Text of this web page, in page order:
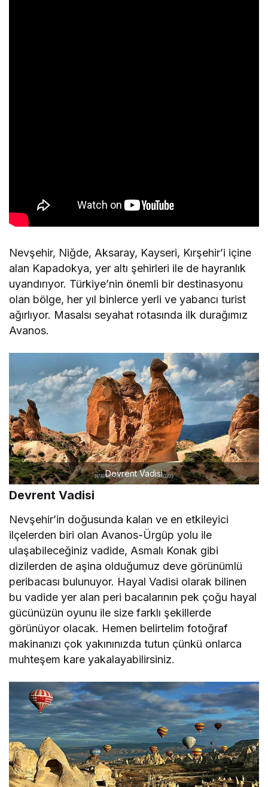
Nevşehir, Niğde, Aksaray, Kayseri, Kırşehir’i içine
alan Kapadokya, yer altı şehirleri ile de hayranlık
uyandırıyor. Türkiye’nin önemli bir destinasyonu
olan bölge, her yıl binlerce yerli ve yabancı turist
ağırlıyor. Masalsı seyahat rotasında ilk durağımız
Avanos.
Devrent Vadisi
Devrent Vadisi
Nevşehir’in doğusunda kalan ve en etkileyici
ilçelerden biri olan Avanos-Ürgüp yolu ile
ulaşabileceğiniz vadide, Asmalı Konak gibi
dizilerden de aşina olduğumuz deve görünümlü
peribacası bulunuyor. Hayal Vadisi olarak bilinen
bu vadide yer alan peri bacalarının pek çoğu hayal
gücünüzün oyunu ile size farklı şekillerde
görünüyor olacak. Hemen belirtelim fotoğraf
makinanızı çok yakınınızda tutun çünkü onlarca
muhteşem kare yakalayabilirsiniz.